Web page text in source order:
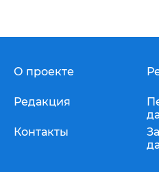
О проекте
Редакция
Контакты